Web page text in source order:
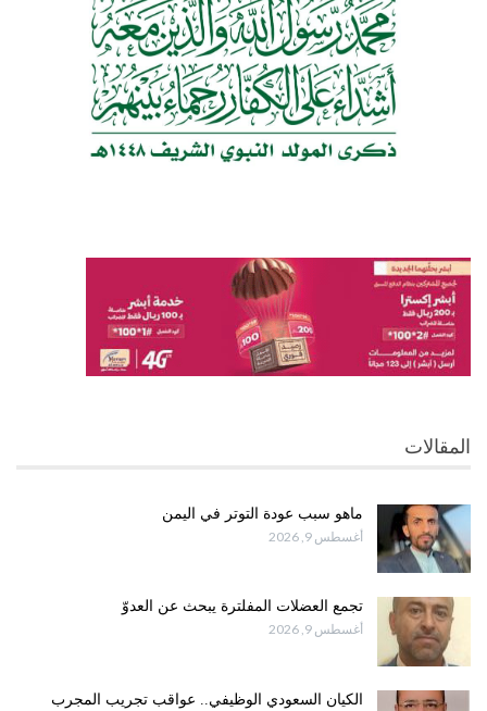
المقالات
ماهو سبب عودة التوتر في اليمن
أغسطس 9, 2026
تجمع العضلات المفلترة يبحث عن العدوّ
أغسطس 9, 2026
الكيان السعودي الوظيفي.. عواقب تجريب المجرب